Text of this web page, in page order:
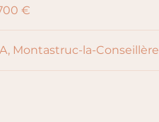
€
Montastruc-la-Conseillère